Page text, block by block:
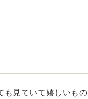
も見ていて嬉しいもの